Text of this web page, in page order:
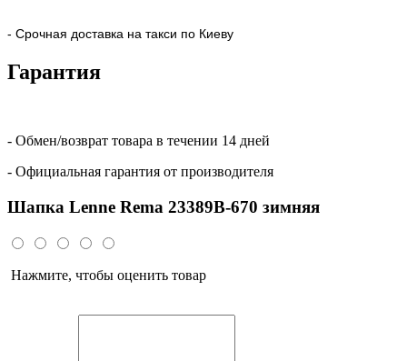
- Срочная доставка на такси по Киеву
Гарантия
- Обмен/возврат товара в течении 14 дней
- Официальная гарантия от производителя
Шапка Lenne Rema 23389B-670 зимняя
Нажмите, чтобы оценить товар